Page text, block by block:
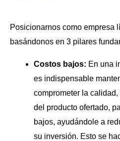
Posicionarnos como empresa
basándonos en 3 pilares
Costos bajos: En una
es indispensable
comprometer la
del producto ofertado,
bajos, ayudándole a
su inversión. Esto se